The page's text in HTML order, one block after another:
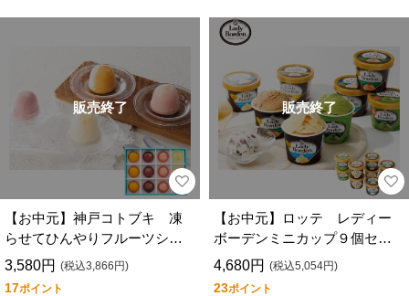
販売終了
【お中元】神戸コトブキ 凍
らせてひんやりフルーツシャ
ーベット ＫＫＢーＣＣ
3,580円 (税込3,866円)
17ポイント
販売終了
【お中元】ロッテ レディー
ボーデンミニカップ９個セッ
ト Ｓ４０４
4,680円 (税込5,054円)
23ポイント